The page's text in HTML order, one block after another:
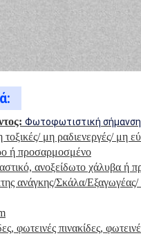
Φωτοφωτιστική
μη ραδιενεργές/ μη
ή προσαρμοσμένο
ανοξείδωτο χάλυβα ή
ανάγκης/Σκάλα/
φωτεινές πινακίδες,